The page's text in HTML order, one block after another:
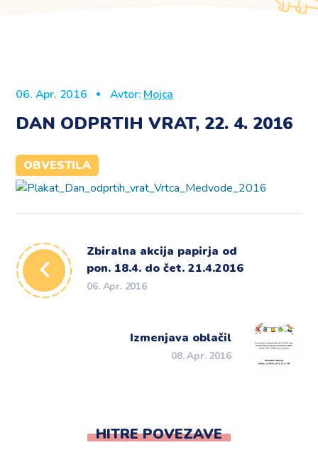
06. Apr. 2016 Avtor: Mojca
DAN ODPRTIH VRAT, 22. 4. 2016
OBVESTILA
Zbiralna akcija papirja od
pon. 18.4. do čet. 21.4.2016
06. Apr. 2016
Izmenjava oblačil
08. Apr. 2016
HITRE POVEZAVE